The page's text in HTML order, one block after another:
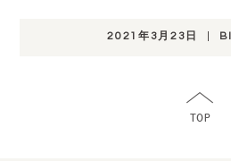
2021年3月23日